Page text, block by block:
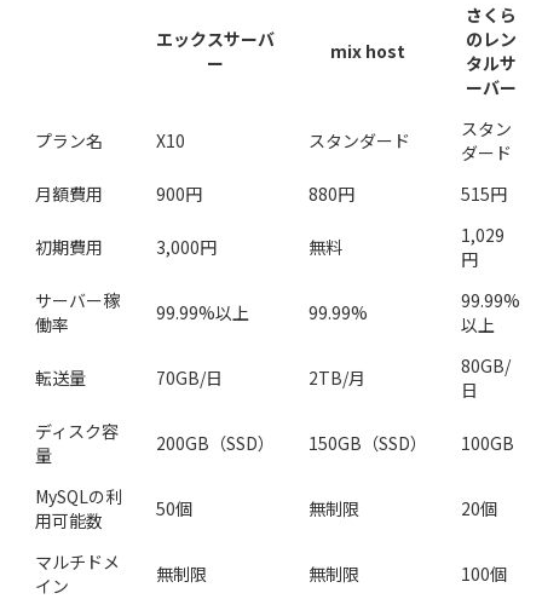
エックスサーバ
ー
mix host
さくら
のレン
タルサ
ーバー
プラン名 X10 スタンダード
スタン
ダード
月額費用
900円 880円 515円
初期費用 3,000円 無料
1,029
円
サーバー稼
働率
99.99%以上 99.99%
99.99%
以上
転送量 70GB/日 2TB/月
80GB/
日
ディスク容
量
200GB（SSD） 150GB（SSD） 100GB
MySQLの利
用可能数
50個 無制限 20個
マルチドメ
イン
無制限 無制限 100個